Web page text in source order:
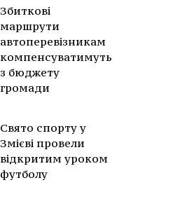
Збиткові
маршрути
автоперевізникам
компенсуватимуть
з бюджету
громади
Свято спорту у
Змієві провели
відкритим уроком
футболу